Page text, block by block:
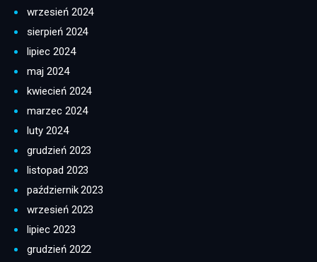
wrzesień 2024
sierpień 2024
lipiec 2024
maj 2024
kwiecień 2024
marzec 2024
luty 2024
grudzień 2023
listopad 2023
październik 2023
wrzesień 2023
lipiec 2023
grudzień 2022